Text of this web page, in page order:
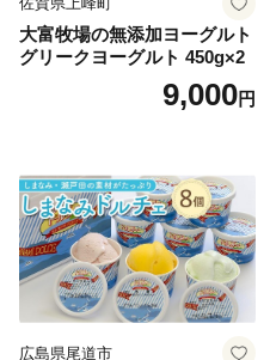
大富牧場の無添加ヨーグルト
グリークヨーグルト 450g×2
9,000円
広島県尾道市